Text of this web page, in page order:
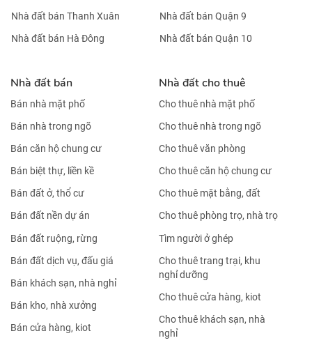
Nhà đất bán Thanh Xuân
Nhà đất bán Hà Đông
Nhà đất bán Quận 9
Nhà đất bán Quận 10
Nhà đất bán
Bán nhà mặt phố
Bán nhà trong ngõ
Bán căn hộ chung cư
Bán biệt thự, liền kề
Bán đất ở, thổ cư
Bán đất nền dự án
Bán đất ruộng, rừng
Bán đất dịch vụ, đấu giá
Bán khách sạn, nhà nghỉ
Bán kho, nhà xưởng
Bán cửa hàng, kiot
Nhà đất cho thuê
Cho thuê nhà mặt phố
Cho thuê nhà trong ngõ
Cho thuê văn phòng
Cho thuê căn hộ chung cư
Cho thuê mặt bằng, đất
Cho thuê phòng trọ, nhà trọ
Tìm người ở ghép
Cho thuê trang trại, khu
nghỉ dưỡng
Cho thuê cửa hàng, kiot
Cho thuê khách sạn, nhà
nghỉ